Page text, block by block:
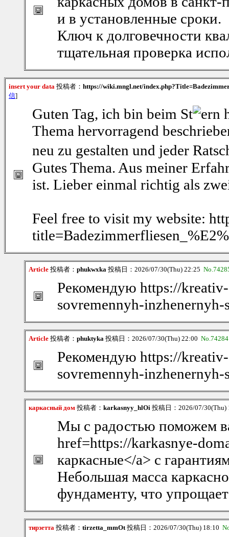
и в установленные сроки.
Ключ к долговечности
тщательная проверка
insert your data 投稿者： https://wiki.mngl.net/
信]
Guten Tag, ich bin beim St ern
Thema hervorragend
neu zu gestalten und jeder
Gutes Thema. Aus meiner
ist. Lieber einmal richtig als
Feel free to visit my website:
Article 投稿者： phukwxka 投稿日：2026/07/30(Thu) 22:25
Рекомендую https://
sovremennyh-inzhenernyh-
Article 投稿者： phuktyka 投稿日：2026/07/30(Thu) 22:00 No.74284
Рекомендую https://
sovremennyh-inzhenernyh-
каркасный дом 投稿者： karkasnyy_hlOi 投稿日：2026/07/
Мы с радостью поможем
href=https://karkasnye-
каркасные</a> с
Небольшая масса
фундаменту, что
тирзетта 投稿者： tirzetta_mmOt投稿日：2026/07/30(Thu) 18:10